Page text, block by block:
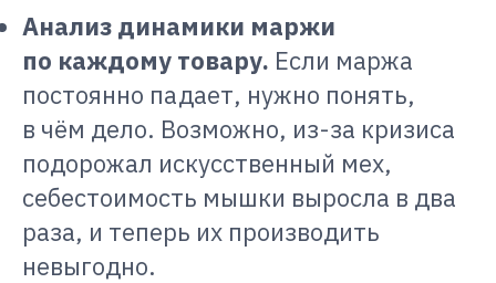
Анализ динамики маржи
по каждому товару. Если маржа
постоянно падает, нужно понять,
в чём дело. Возможно, из-за кризиса
подорожал искусственный мех,
себестоимость мышки выросла в два
раза, и теперь их производить
невыгодно.